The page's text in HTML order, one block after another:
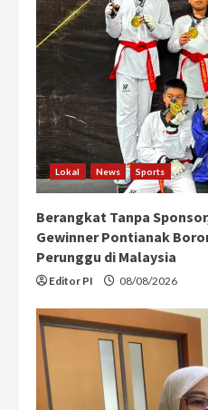
Lokal News Sports
Berangkat Tanpa
Gewinner Pontianak
Perunggu di Malaysia
Editor PI 08/08/2026